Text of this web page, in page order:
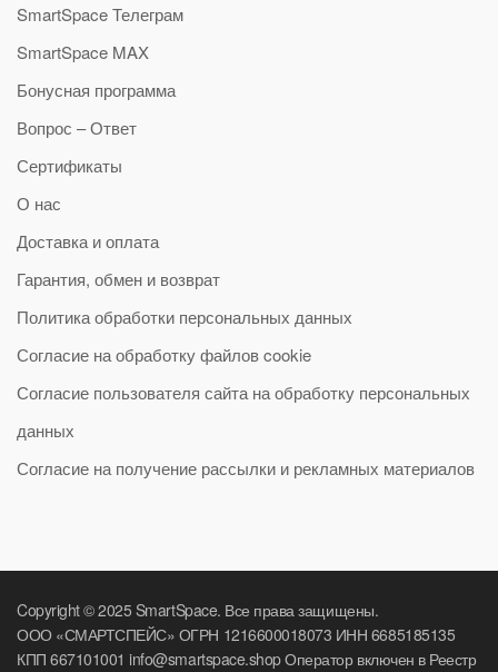
SmartSpace Телеграм
SmartSpace MAX
Бонусная программа
Вопрос – Ответ
Сертификаты
О нас
Доставка и оплата
Гарантия, обмен и возврат
Политика обработки персональных данных
Согласие на обработку файлов cookie
Согласие пользователя сайта на обработку персональных
данных
Согласие на получение рассылки и рекламных материалов
Copyright © 2025 SmartSpace. Все права защищены.
ООО «СМАРТСПЕЙС» ОГРН 1216600018073 ИНН 6685185135
КПП 667101001 info@smartspace.shop Оператор включен в Реестр